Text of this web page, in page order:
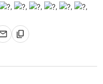
, , , , ,
,